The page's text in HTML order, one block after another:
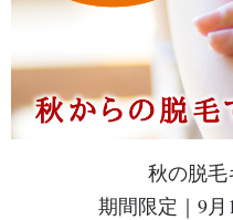
秋の脱
期間限定｜9